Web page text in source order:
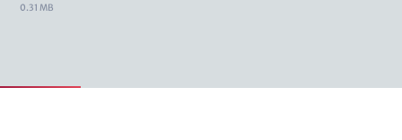
0.31 MB